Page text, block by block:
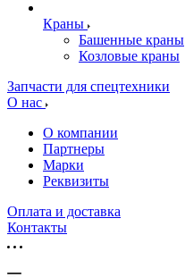
Краны
Башенные краны
Козловые краны
Запчасти для спецтехники
О нас
О компании
Партнеры
Марки
Реквизиты
Оплата и доставка
Контакты